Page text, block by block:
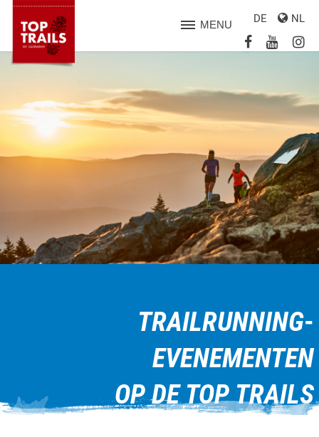
MENU DE NL
TRAILRUNNING-
EVENEMENTEN
OP DE TOP TRAILS